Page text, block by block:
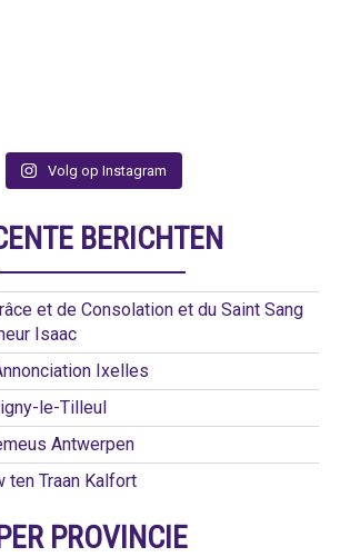
Volg op Instagram
BERICHTEN
et de Consolation et du Saint Sang
Isaac
Ixelles
le-Tilleul
Antwerpen
ten Traan Kalfort
PROVINCIE